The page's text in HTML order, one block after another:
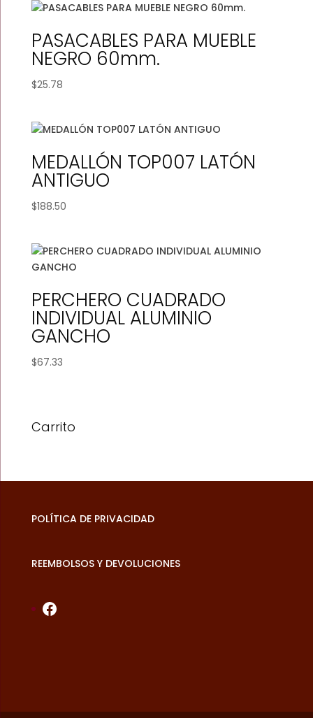
PASACABLES PARA MUEBLE
NEGRO 60mm.
$25.78
MEDALLÓN TOP007 LATÓN
ANTIGUO
$188.50
PERCHERO CUADRADO
INDIVIDUAL ALUMINIO
GANCHO
$67.33
Carrito
POLÍTICA DE PRIVACIDAD
REEMBOLSOS Y DEVOLUCIONES
Facebook